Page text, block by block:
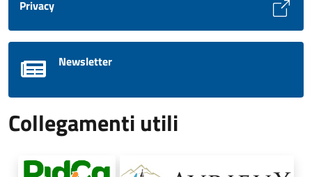
Privacy
Newsletter
Collegamenti utili